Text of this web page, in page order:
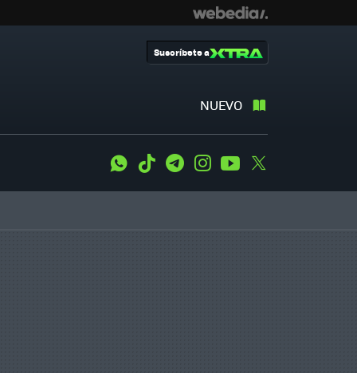
NUEVO
Suscríbete a
WhatsApp
Tiktok TelegramInstagramYoutube